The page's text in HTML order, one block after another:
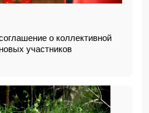
о коллективной
участников